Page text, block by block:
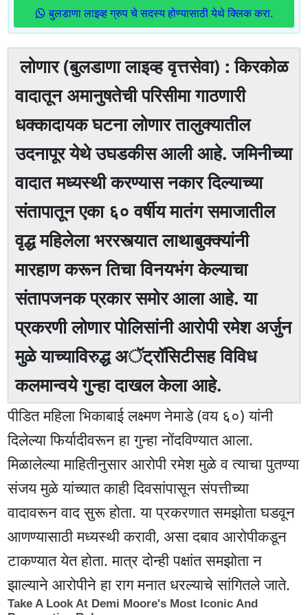
बुलडाणा लाइव्ह ग्रुप चे सदस्य होण्यासाठी येथे क्लिक करा.
लोणार (बुलडाणा लाइव्ह वृत्तसेवा) : किरकोळ
वादातून अमानुषतेची परिसीमा गाठणारी
धक्कादायक घटना लोणार तालुक्यातील
उदनापूर येथे उघडकीस आली आहे. जमिनीच्या
वादात मध्यस्थी करण्यास नकार दिल्याच्या
संतापातून एका ६० वर्षीय मातंग समाजातील
वृद्ध महिलेला भररस्त्यात लाथाबुक्क्यांनी
मारहाण करून तिचा विनयभंग केल्याचा
संतापजनक प्रकार समोर आला आहे. या
प्रकरणी लोणार पोलिसांनी आरोपी रमेश अर्जुन
मुळे याच्याविरुद्ध अॅट्रॉसिटीसह विविध
कलमान्वये गुन्हा दाखल केला आहे.
पीडित महिला भिकाबाई लक्ष्मण नेमाडे (वय ६०) यांनी
दिलेल्या फिर्यादीवरून हा गुन्हा नोंदविण्यात आला.
मिळालेल्या माहितीनुसार आरोपी रमेश मुळे व त्याचा पुतण्या
संजय मुळे यांच्यात काही दिवसांपासून संपत्तीच्या
वादावरून वाद सुरू होता. या प्रकरणात समझोता घडवून
आणण्यासाठी मध्यस्थी करावी, असा दबाव आरोपीकडून
टाकण्यात येत होता. मात्र दोन्ही पक्षांत समझोता न
झाल्याने आरोपीने हा राग मनात धरल्याचे सांगितले जाते.